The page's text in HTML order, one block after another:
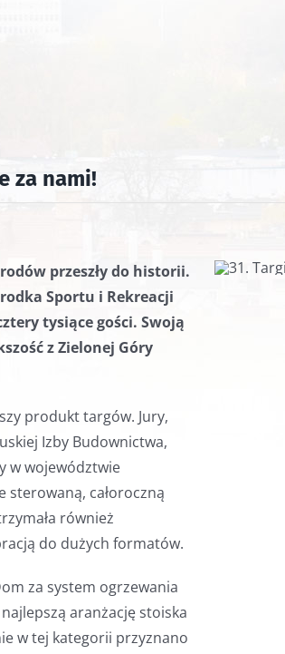
za nami!
przeszły do historii.
Sportu i Rekreacji
tysiące gości. Swoją
z Zielonej Góry
produkt targów. Jury,
Izby Budownictwa,
w województwie
sterowaną, całoroczną
również
do dużych formatów.
za system ogrzewania
aranżację stoiska
w tej kategorii przyznano